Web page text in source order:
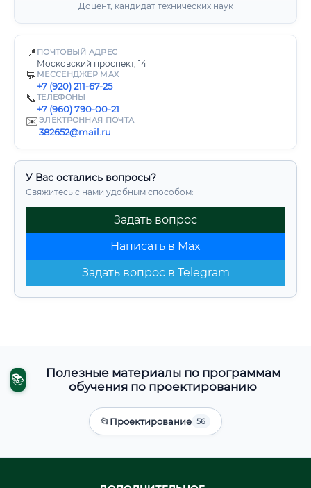
Доцент, кандидат технических наук
📍 ПОЧТОВЫЙ АДРЕС
Московский проспект, 14
💬 МЕССЕНДЖЕР MAX
+7 (920) 211-67-25
📞ТЕЛЕФОНЫ
+7 (960) 790-00-21
✉️ЭЛЕКТРОННАЯ ПОЧТА
382652@mail.ru
У Вас остались вопросы?
Свяжитесь с нами удобным способом:
Задать вопрос
Написать в Max
Задать вопрос в Telegram
📚
Полезные материалы по программам
обучения по проектированию
📂Проектирование 56